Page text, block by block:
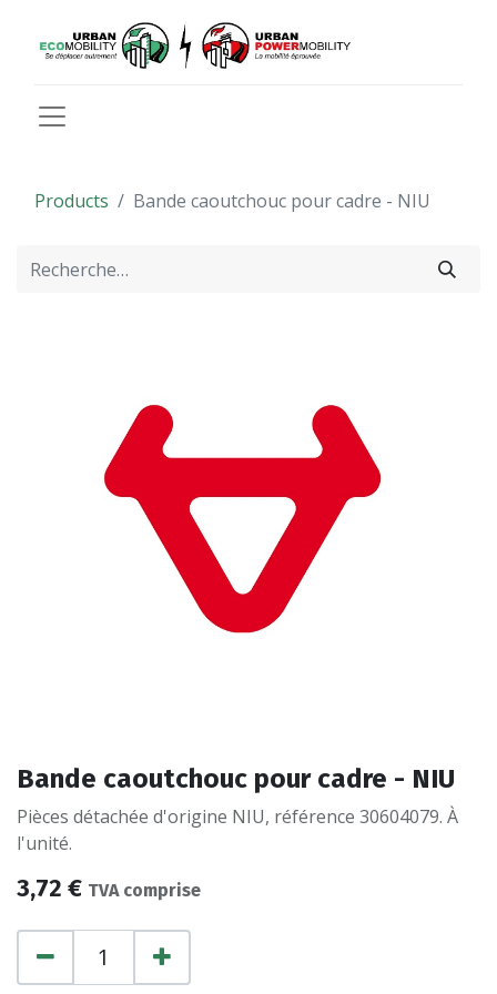
Products Bande caoutchouc pour cadre - NIU
Bande caoutchouc pour cadre - NIU
Pièces détachée d'origine NIU, référence 30604079. À
l'unité.
3,72 € TVA comprise